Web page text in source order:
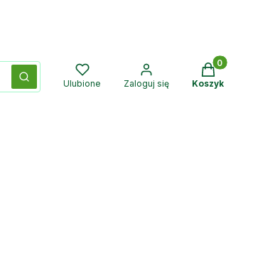
Szukaj Ulubione Zaloguj się
Produkty w
Koszyk